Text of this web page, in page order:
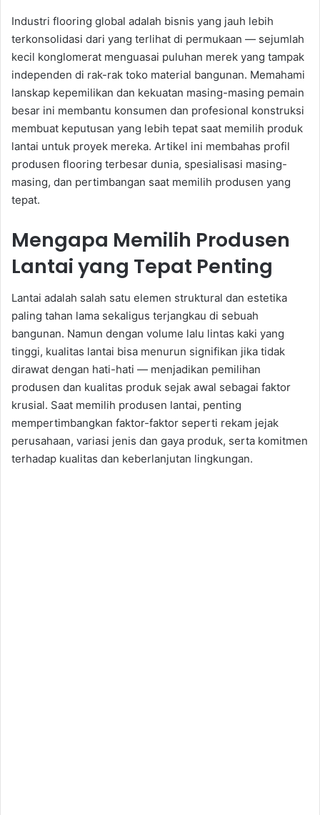
Industri flooring global adalah bisnis yang jauh lebih
terkonsolidasi dari yang terlihat di permukaan — sejumlah
kecil konglomerat menguasai puluhan merek yang tampak
independen di rak-rak toko material bangunan. Memahami
lanskap kepemilikan dan kekuatan masing-masing pemain
besar ini membantu konsumen dan profesional konstruksi
membuat keputusan yang lebih tepat saat memilih produk
lantai untuk proyek mereka. Artikel ini membahas profil
produsen flooring terbesar dunia, spesialisasi masing-
masing, dan pertimbangan saat memilih produsen yang
tepat.
Mengapa Memilih Produsen
Lantai yang Tepat Penting
Lantai adalah salah satu elemen struktural dan estetika
paling tahan lama sekaligus terjangkau di sebuah
bangunan. Namun dengan volume lalu lintas kaki yang
tinggi, kualitas lantai bisa menurun signifikan jika tidak
dirawat dengan hati-hati — menjadikan pemilihan
produsen dan kualitas produk sejak awal sebagai faktor
krusial. Saat memilih produsen lantai, penting
mempertimbangkan faktor-faktor seperti rekam jejak
perusahaan, variasi jenis dan gaya produk, serta komitmen
terhadap kualitas dan keberlanjutan lingkungan.